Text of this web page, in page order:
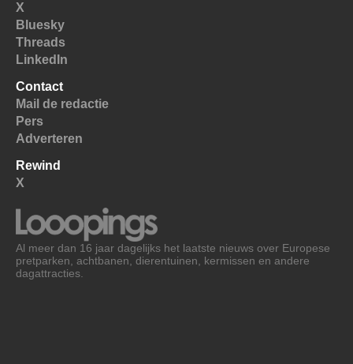
X
Bluesky
Threads
LinkedIn
Contact
Mail de redactie
Pers
Adverteren
Rewind
X
Al meer dan 16 jaar dagelijks het laatste nieuws over Europese
pretparken, achtbanen, dierentuinen, kermissen en andere
dagattracties.